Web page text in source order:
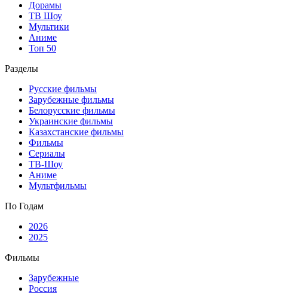
Дорамы
ТВ Шоу
Мультики
Аниме
Топ 50
Разделы
Русские фильмы
Зарубежные фильмы
Белорусские фильмы
Украинские фильмы
Казахстанские фильмы
Фильмы
Сериалы
ТВ-Шоу
Аниме
Мультфильмы
По Годам
2026
2025
Фильмы
Зарубежные
Россия